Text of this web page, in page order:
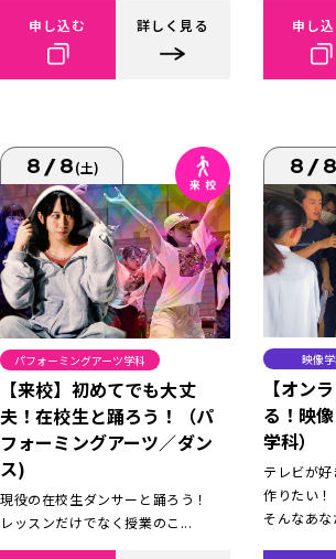
申し込む 詳しく見る 申し
8/8(土)
パフォーミングアーツ学科
【来校】初めてでも大丈
夫！在校生と踊ろう！（パ
フォーミングアーツ／ダン
ス)
現役の在校生ダンサーと踊ろう！
レッスンだけでなく授業のこ...
8/8
映像
【オン
る！映
学科）
テレビが
作りたい！
そんなあな